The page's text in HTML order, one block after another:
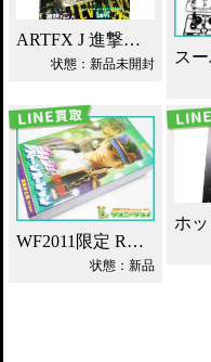
ARTFX J 進撃の巨人 リヴァイ 買取！
状態：新品未開封
WF2011限定 RAH 空条承太郎 ジョジョ 第6部 買取！
状態：新品